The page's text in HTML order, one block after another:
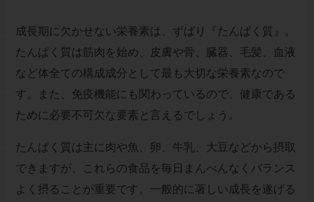
成長期に欠かせない栄養素は、ずばり『たんぱく質』。
たんぱく質は筋肉を始め、皮膚や骨、臓器、毛髪、血液
など体全ての構成成分として最も大切な栄養素なので
す。また、免疫機能にも関わっているので、健康である
ために必要不可欠な要素と言えるでしょう。
たんぱく質は主に肉や魚、卵、牛乳、大豆などから摂取
できますが、これらの食品を毎日まんべんなくバランス
よく摂ることが重要です。一般的に著しい成長を遂げる